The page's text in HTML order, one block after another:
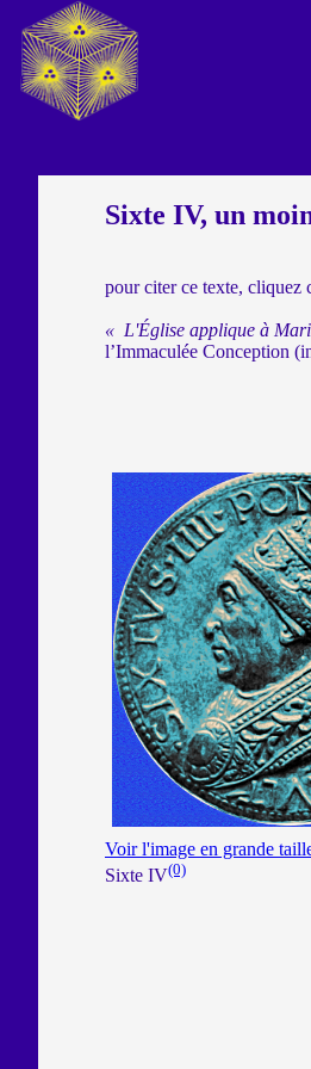
Sixte IV, un
pour citer ce texte, cliquez
« L'Église applique à
l’Immaculée Conception
Voir l'image en grande
Sixte IV(0)